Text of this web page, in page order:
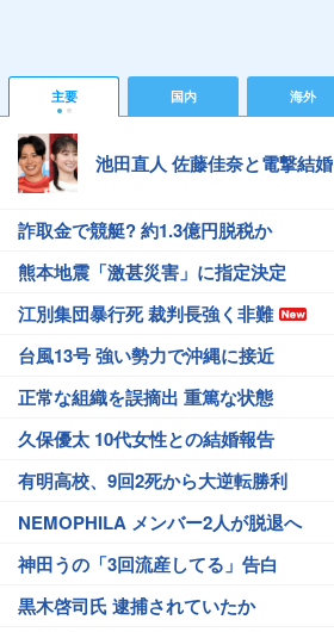
主要 国内 海外
池田直人 佐藤佳奈と電撃結婚
詐取金で競艇? 約1.3億円脱税か
熊本地震「激甚災害」に指定決定
江別集団暴行死 裁判長強く非難
台風13号 強い勢力で沖縄に接近
正常な組織を誤摘出 重篤な状態
久保優太 10代女性との結婚報告
有明高校、9回2死から大逆転勝利
NEMOPHILA メンバー2人が脱退へ
神田うの「3回流産してる」告白
黒木啓司氏 逮捕されていたか